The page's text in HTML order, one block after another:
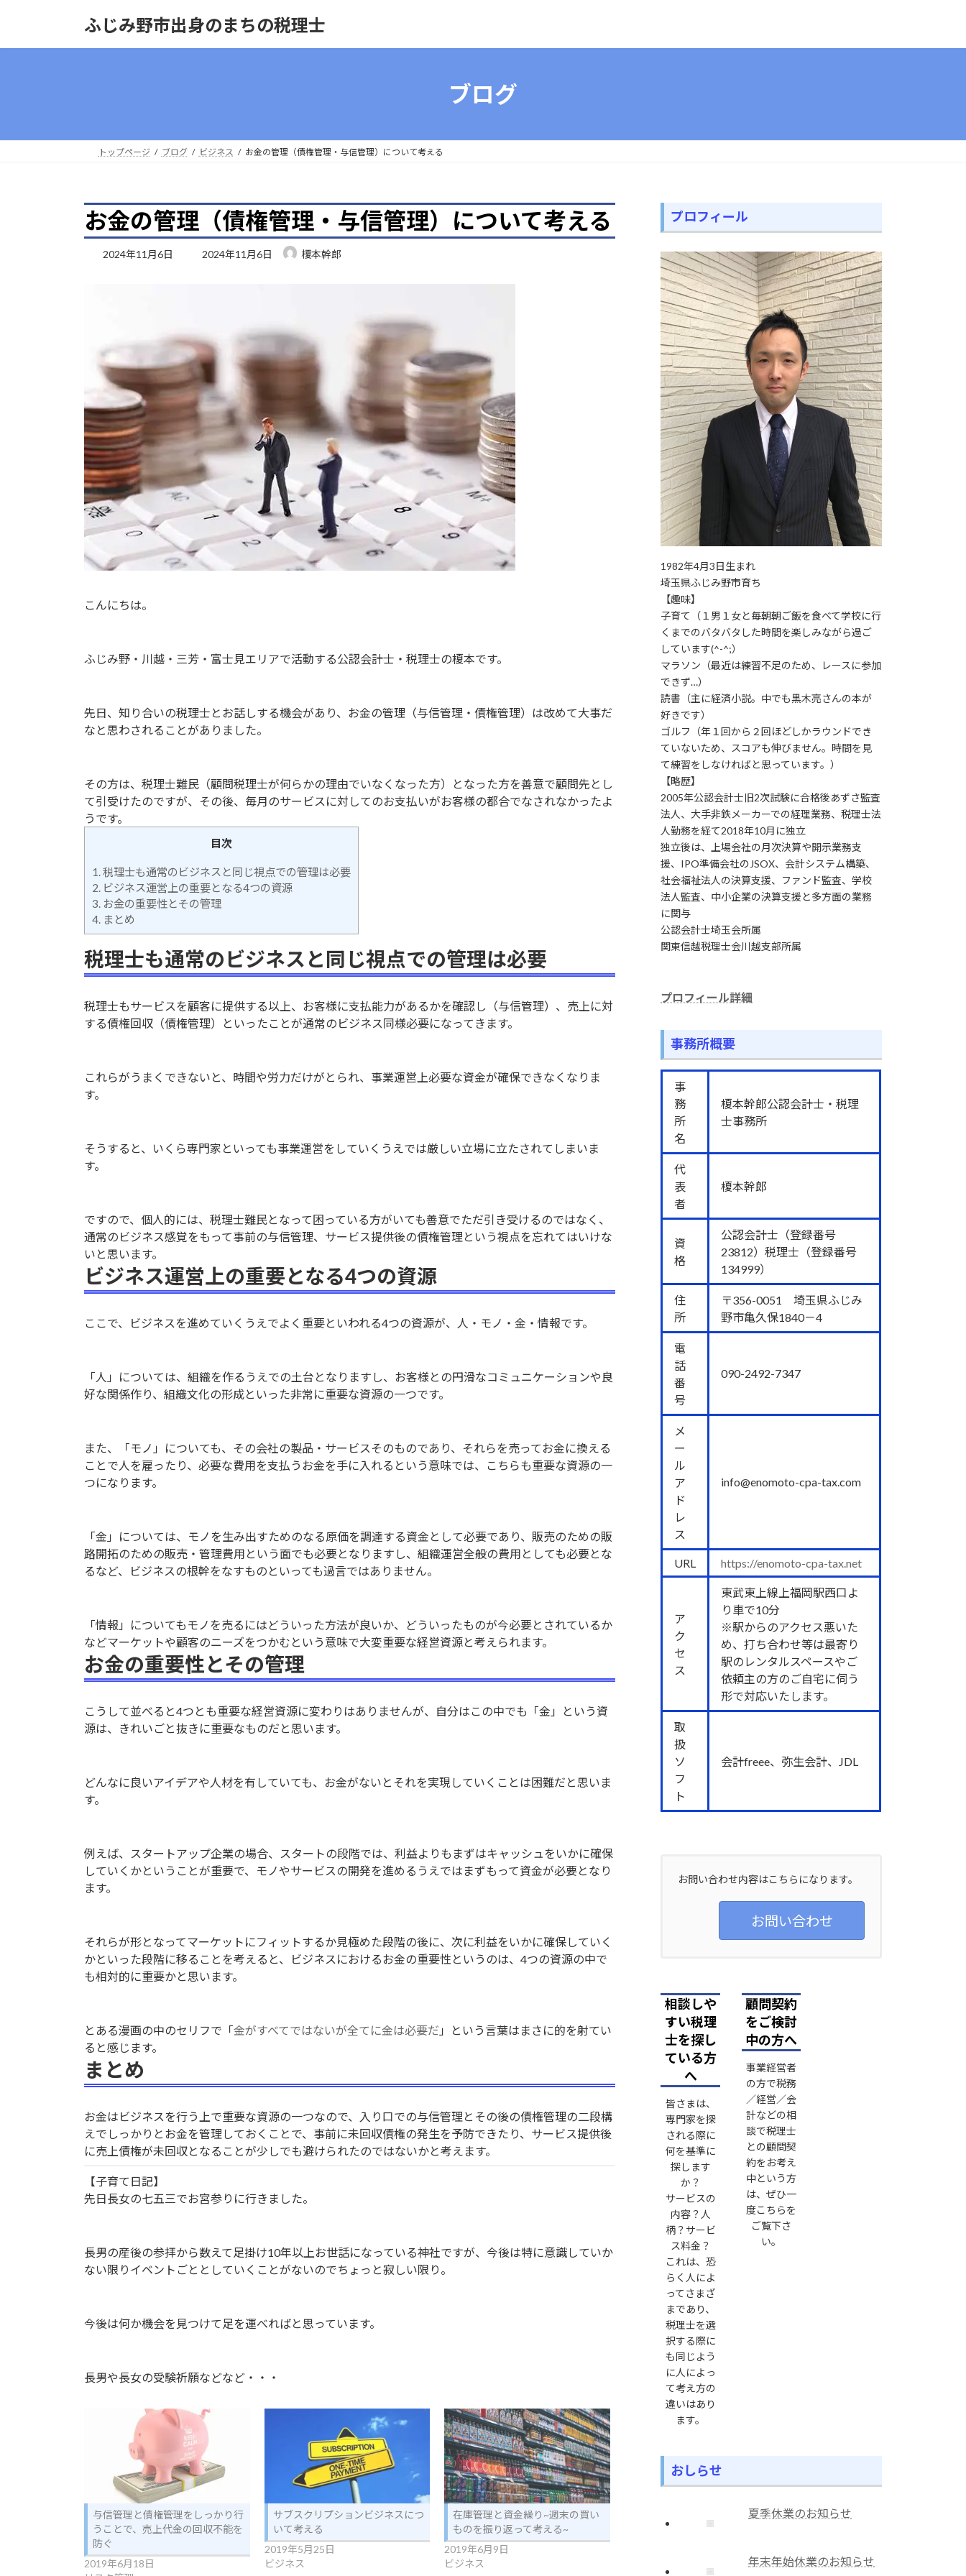
ふじみ野市出身のまちの税理士
ブログ
トップページ ブログ ビジネス お金の管理（債権管理・与信管理）について考える
お金の管理（債権管理・与信管理）について考える
2024年11月6日
最
:
2024年11月6日 榎本幹郎
こんにちは。
ふじみ野・川越・三芳・富士見エリアで活動する公認会計士・税理士の榎本です。
先日、知り合いの税理士とお話しする機会があり、お金の管理（与信管理・債権管理）は改めて大事だ
なと思わされることがありました。
その方は、税理士難民（顧問税理士が何らかの理由でいなくなった方）となった方を善意で顧問先とし
て引受けたのですが、その後、毎月のサービスに対してのお支払いがお客様の都合でなされなかったよ
うです。
目次
1.税理士も通常のビジネスと同じ視点での管理は必要
2. ビジネス運営上の重要となる4つの資源
3. お金の重要性とその管理
4. まとめ
税理士も通常のビジネスと同じ視点での管理は必要
税理士もサービスを顧客に提供する以上、お客様に支払能力があるかを確認し（与信管理）、売上に対
する債権回収（債権管理）といったことが通常のビジネス同様必要になってきます。
これらがうまくできないと、時間や労力だけがとられ、事業運営上必要な資金が確保できなくなりま
す。
そうすると、いくら専門家といっても事業運営をしていくうえでは厳しい立場に立たされてしまいま
す。
ですので、個人的には、税理士難民となって困っている方がいても善意でただ引き受けるのではなく、
通常のビジネス感覚をもって事前の与信管理、サービス提供後の債権管理という視点を忘れてはいけな
いと思います。
ビジネス運営上の重要となる4つの資源
ここで、ビジネスを進めていくうえでよく重要といわれる4つの資源が、人・モノ・金・情報です。
「人」については、組織を作るうえでの土台となりますし、お客様との円滑なコミュニケーションや良
好な関係作り、組織文化の形成といった非常に重要な資源の一つです。
また、「モノ」についても、その会社の製品・サービスそのものであり、それらを売ってお金に換える
ことで人を雇ったり、必要な費用を支払うお金を手に入れるという意味では、こちらも重要な資源の一
つになります。
「金」については、モノを生み出すためのなる原価を調達する資金として必要であり、販売のための販
路開拓のための販売・管理費用という面でも必要となりますし、組織運営全般の費用としても必要とな
るなど、ビジネスの根幹をなすものといっても過言ではありません。
「情報」についてもモノを売るにはどういった方法が良いか、どういったものが今必要とされているか
などマーケットや顧客のニーズをつかむという意味で大変重要な経営資源と考えられます。
お金の重要性とその管理
こうして並べると4つとも重要な経営資源に変わりはありませんが、自分はこの中でも「金」という資
源は、きれいごと抜きに重要なものだと思います。
どんなに良いアイデアや人材を有していても、お金がないとそれを実現していくことは困難だと思いま
す。
例えば、スタートアップ企業の場合、スタートの段階では、利益よりもまずはキャッシュをいかに確保
していくかということが重要で、モノやサービスの開発を進めるうえではまずもって資金が必要となり
ます。
それらが形となってマーケットにフィットするか見極めた段階の後に、次に利益をいかに確保していく
かといった段階に移ることを考えると、ビジネスにおけるお金の重要性というのは、4つの資源の中で
も相対的に重要かと思います。
とある漫画の中のセリフで「金がすべてではないが全てに金は必要だ 」という言葉はまさに的を射てい
ると感じます。
まとめ
お金はビジネスを行う上で重要な資源の一つなので、入り口での与信管理とその後の債権管理の二段構
えでしっかりとお金を管理しておくことで、事前に未回収債権の発生を予防できたり、サービス提供後
に売上債権が未回収となることが少しでも避けられたのではないかと考えます。
【子育て日記】
先日長女の七五三でお宮参りに行きました。
長男の産後の参拝から数えて足掛け10年以上お世話になっている神社ですが、今後は特に意識していか
ない限りイベントごととしていくことがないのでちょっと寂しい限り。
今後は何か機会を見つけて足を運べればと思っています。
長男や長女の受験祈願などなど・・・
与信管理と債権管理をしっかり行
うことで、売上代金の回収不能を
防ぐ
2019年6月18日
サブスクリプションビジネスにつ
いて考える
2019年5月25日
ビジネス
在庫管理と資金繰り~週末の買い
ものを振り返って考える~
2019年6月9日
ビジネス
プロフィール
1982年4月3日生まれ
埼玉県ふじみ野市育ち
【趣味】
子育て（１男１女と毎朝朝ご飯を食べて学校に行
くまでのバタバタした時間を楽しみながら過ご
しています(^-^;）
マラソン（最近は練習不足のため、レースに参加
できず…）
読書（主に経済小説。中でも黒木亮さんの本が
好きです）
ゴルフ（年１回から２回ほどしかラウンドでき
ていないため、スコアも伸びません。時間を見
て練習をしなければと思っています。）
【略歴】
2005年公認会計士旧2次試験に合格後あずさ監査
法人、大手非鉄メーカーでの経理業務、税理士法
人勤務を経て2018年10月に独立
独立後は、上場会社の月次決算や開示業務支
援、IPO準備会社のJSOX、会計システム構築、
社会福祉法人の決算支援、ファンド監査、学校
法人監査、中小企業の決算支援と多方面の業務
に関与
公認会計士埼玉会所属
関東信越税理士会川越支部所属
プロフィール詳細
事務所概要
事
務
所
名
榎本幹郎公認会計士・税理
士事務所
代
表
者
榎本幹郎
資
格
公認会計士（登録番号
23812）税理士（登録番号
134999）
住
所
〒356-0051 埼玉県ふじみ
野市亀久保1840－4
電
話
番
号
090-2492-7347
メ
ー
ル
ア
ド
レ
ス
info@enomoto-cpa-tax.com
URL https://enomoto-cpa-tax.net
ア
ク
セ
ス
東武東上線上福岡駅西口よ
り車で10分
※駅からのアクセス悪いた
め、打ち合わせ等は最寄り
駅のレンタルスペースやご
依頼主の方のご自宅に伺う
形で対応いたします。
取
扱
ソ
フ
ト
会計freee、弥生会計、JDL
お問い合わせ内容はこちらになります。
お問い合わせ
相談しや
すい税理
士を探し
ている方
へ
皆さまは、
専門家を探
される際に
何を基準に
探します
か？
サービスの
内容？人
柄？サービ
ス料金？
これは、恐
らく人によ
ってさまざ
まであり、
税理士を選
択する際に
も同じよう
に人によっ
て考え方の
違いはあり
ます。
顧問契約
をご検討
中の方へ
事業経営者
の方で税務
／経営／会
計などの相
談で税理士
との顧問契
約をお考え
中という方
は、ぜひ一
度こちらを
ご覧下さ
い。
おしらせ
夏季休業のお知らせ
年末年始休業のお知らせ